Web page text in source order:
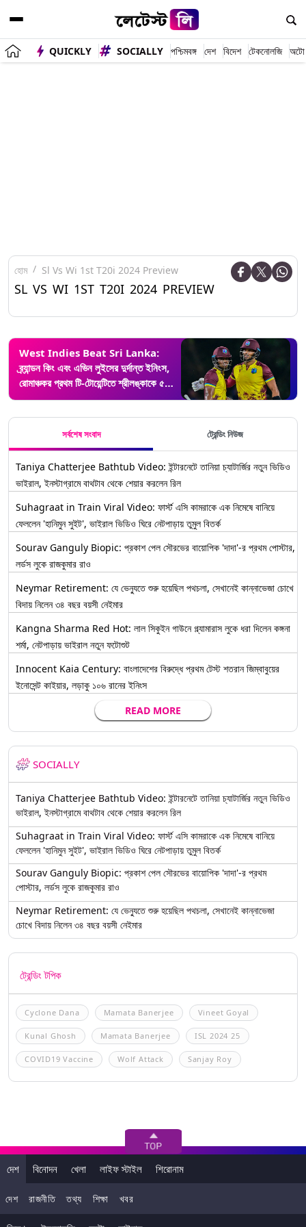
QUICKLY SOCIALLY পশ্চিমবঙ্গ দেশ বিদেশ টেকনোলজি অটো
হোম Sl Vs Wi 1st T20i 2024 Preview
SL VS WI 1ST T20I 2024 PREVIEW
West Indies Beat Sri Lanka:
ব্র্যান্ডন কিং এবং এভিন লুইসের দুর্দান্ত ইনিংস,
রোমাঞ্চকর প্রথম টি-টোয়েন্টিতে শ্রীলঙ্কাকে ৫
উইকেটে হারাল ওয়েস্ট ইন্ডিজ
সর্বশেষ সংবাদ ট্রেন্ডিং নিউজ
Taniya Chatterjee Bathtub Video: ইন্টারনেটে তানিয়া চ্যাটার্জির নতুন ভিডিও
ভাইরাল, ইনস্টাগ্রামে বাথটাব থেকে শেয়ার করলেন রিল
Suhagraat in Train Viral Video: ফার্স্ট এসি কামরাকে এক নিমেষে বানিয়ে
ফেললেন 'হানিমুন সুইট', ভাইরাল ভিডিও ঘিরে নেটপাড়ায় তুমুল বিতর্ক
Sourav Ganguly Biopic: প্রকাশ পেল সৌরভের বায়োপিক 'দাদা'-র প্রথম পোস্টার,
লর্ডস লুকে রাজকুমার রাও
Neymar Retirement: যে ভেন্যুতে শুরু হয়েছিল পথচলা, সেখানেই কান্নাভেজা চোখে
বিদায় নিলেন ৩৪ বছর বয়সী নেইমার
Kangna Sharma Red Hot: লাল সিকুইন গাউনে গ্ল্যামারাস লুকে ধরা দিলেন কঙ্গনা
শর্মা, নেটপাড়ায় ভাইরাল নতুন ফটোশুট
Innocent Kaia Century: বাংলাদেশের বিরুদ্ধে প্রথম টেস্ট শতরান জিম্বাবুয়ের
ইনোসেন্ট কাইয়ার, লড়াকু ১০৬ রানের ইনিংস
READ MORE
SOCIALLY
Taniya Chatterjee Bathtub Video: ইন্টারনেটে তানিয়া চ্যাটার্জির নতুন ভিডিও
ভাইরাল, ইনস্টাগ্রামে বাথটাব থেকে শেয়ার করলেন রিল
Suhagraat in Train Viral Video: ফার্স্ট এসি কামরাকে এক নিমেষে বানিয়ে
ফেললেন 'হানিমুন সুইট', ভাইরাল ভিডিও ঘিরে নেটপাড়ায় তুমুল বিতর্ক
Sourav Ganguly Biopic: প্রকাশ পেল সৌরভের বায়োপিক 'দাদা'-র প্রথম
পোস্টার, লর্ডস লুকে রাজকুমার রাও
Neymar Retirement: যে ভেন্যুতে শুরু হয়েছিল পথচলা, সেখানেই কান্নাভেজা
চোখে বিদায় নিলেন ৩৪ বছর বয়সী নেইমার
ট্রেন্ডিং টপিক
Cyclone Dana Mamata Banerjee Vineet Goyal
Kunal Ghosh Mamata Banerjee ISL 2024 25
COVID19 Vaccine Wolf Attack Sanjay Roy
দেশ বিনোদন খেলা লাইফ স্টাইল শিরোনাম
দেশ রাজনীতি তথ্য শিক্ষা খবর